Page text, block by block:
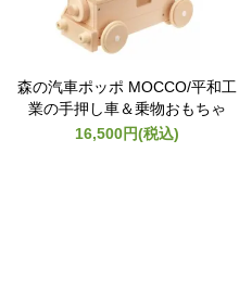
森の汽車ポッポ MOCCO/平和工
業の手押し車＆乗物おもちゃ
16,500円(税込)